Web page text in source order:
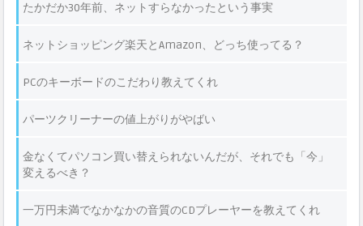
たかだか30年前、ネットすらなかったという事実
ネットショッピング楽天とAmazon、どっち使ってる？
PCのキーボードのこだわり教えてくれ
パーツクリーナーの値上がりがやばい
金なくてパソコン買い替えられないんだが、それでも「今」
変えるべき？
一万円未満でなかなかの音質のCDプレーヤーを教えてくれ